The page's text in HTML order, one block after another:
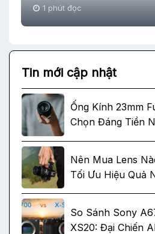
1 phút đọc
Tin mới cập nhật
Ống Kính 23mm
Chọn Đáng Tiền
Nên Mua Lens
Tối Ưu Hiệu Quả
So Sánh Sony
XS20: Đại Chiến